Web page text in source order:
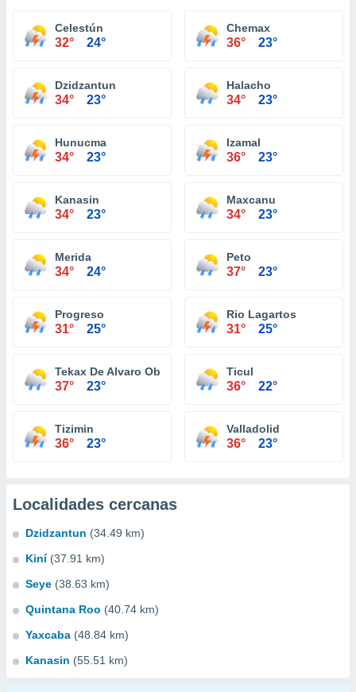
Celestún
32° 24°
Chemax
36° 23°
Dzidzantun
34° 23°
Halacho
34° 23°
Hunucma
34° 23°
Izamal
36° 23°
Kanasin
34° 23°
Maxcanu
34° 23°
Merida
34° 24°
Peto
37° 23°
Progreso
31° 25°
Rio Lagartos
31° 25°
Tekax De Alvaro Obregon
37° 23°
Ticul
36° 22°
Tizimin
36° 23°
Valladolid
36° 23°
Localidades cercanas
Dzidzantun (34.49 km)
Kiní (37.91 km)
Seye (38.63 km)
Quintana Roo (40.74 km)
Yaxcaba (48.84 km)
Kanasin (55.51 km)